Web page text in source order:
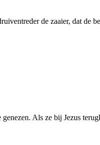
de zaaier, dat
Als ze bij Jezus